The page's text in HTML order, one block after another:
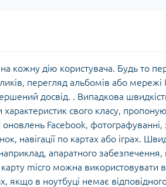
кожну дію користувача. Будь то
перегляд альбомів або мережі
досвід. . Випадкова
характеристик свого класу,
Facebook, фотографуванні,
навігації по картах або іграх.
апаратного
micro можна використовувати в
якщо в ноутбуці немає